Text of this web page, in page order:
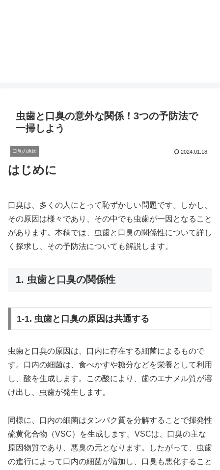
虫歯と口臭の意外な関係！3つの予防法で
一掃しよう
口臭の原因 2024.01.18
はじめに
口臭は、多くの人にとって恥ずかしい問題です。しかし、
その原因は様々であり、その中でも虫歯が一因となること
があります。本稿では、虫歯と口臭の関係性について詳し
く探求し、その予防法についても解説します。
1. 虫歯と口臭の関係性
1-1. 虫歯と口臭の原因は共通する
虫歯と口臭の原因は、口内に存在する細菌によるもので
す。口内の細菌は、食べかすや糖分などを栄養として利用
し、酸を生成します。この酸により、歯のエナメル質が溶
け出し、虫歯が発生します。
同様に、口内の細菌はタンパク質を分解することで揮発性
硫黄化合物（VSC）を生成します。VSCは、口臭の主な
原因物質であり、悪臭の元となります。したがって、虫歯
の進行によって口内の細菌が増加し、口臭も悪化すること